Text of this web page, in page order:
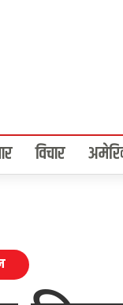
विचार